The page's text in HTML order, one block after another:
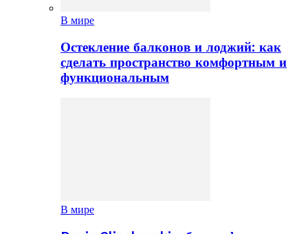
В мире
Остекление балконов и лоджий: как
сделать пространство комфортным и
функциональным
В мире